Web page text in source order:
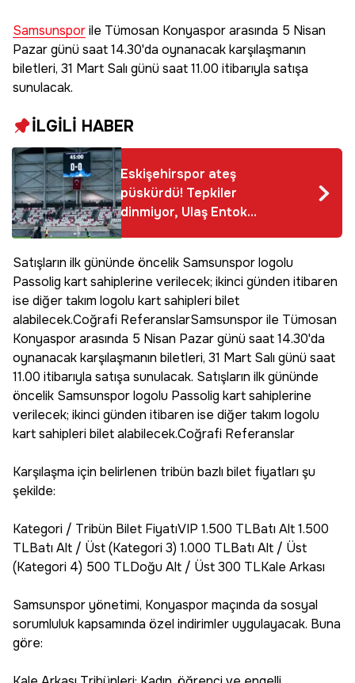
Samsunsporile Tümosan Konyaspor arasında 5 Nisan
Pazar günü saat 14.30'da oynanacak karşılaşmanın
biletleri, 31 Mart Salı günü saat 11.00 itibarıyla satışa
sunulacak.
İLGİLİ HABER
Eskişehirspor ateş
püskürdü! Tepkiler
dinmiyor, Ulaş Entok
patladı: Kabul
Satışların ilk gününde öncelik Samsunspor logolu
Passolig kart sahiplerine verilecek; ikinci günden itibaren
ise diğer takım logolu kart sahipleri bilet
alabilecek.Coğrafi ReferanslarSamsunspor ile Tümosan
Konyaspor arasında 5 Nisan Pazar günü saat 14.30'da
oynanacak karşılaşmanın biletleri, 31 Mart Salı günü saat
11.00 itibarıyla satışa sunulacak. Satışların ilk gününde
öncelik Samsunspor logolu Passolig kart sahiplerine
verilecek; ikinci günden itibaren ise diğer takım logolu
kart sahipleri bilet alabilecek.Coğrafi Referanslar
Karşılaşma için belirlenen tribün bazlı bilet fiyatları şu
şekilde:
Kategori / Tribün Bilet FiyatıVIP 1.500 TLBatı Alt 1.500
TLBatı Alt / Üst (Kategori 3) 1.000 TLBatı Alt / Üst
(Kategori 4) 500 TLDoğu Alt / Üst 300 TLKale Arkası
Samsunspor yönetimi, Konyaspor maçında da sosyal
sorumluluk kapsamında özel indirimler uygulayacak. Buna
göre: